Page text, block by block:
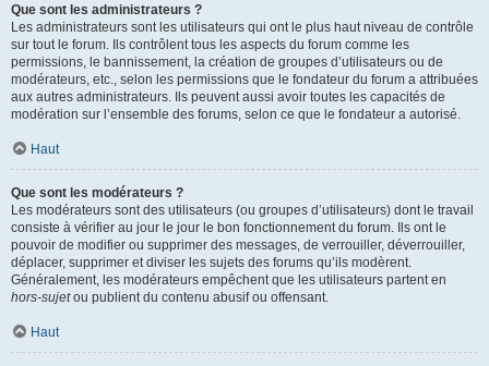
Que sont les administrateurs ?
Les administrateurs sont les utilisateurs qui ont le plus haut niveau de contrôle
sur tout le forum. Ils contrôlent tous les aspects du forum comme les
permissions, le bannissement, la création de groupes d’utilisateurs ou de
modérateurs, etc., selon les permissions que le fondateur du forum a attribuées
aux autres administrateurs. Ils peuvent aussi avoir toutes les capacités de
modération sur l’ensemble des forums, selon ce que le fondateur a autorisé.
Haut
Que sont les modérateurs ?
Les modérateurs sont des utilisateurs (ou groupes d’utilisateurs) dont le travail
consiste à vérifier au jour le jour le bon fonctionnement du forum. Ils ont le
pouvoir de modifier ou supprimer des messages, de verrouiller, déverrouiller,
déplacer, supprimer et diviser les sujets des forums qu’ils modèrent.
Généralement, les modérateurs empêchent que les utilisateurs partent en
hors-sujetou publient du contenu abusif ou offensant.
Haut